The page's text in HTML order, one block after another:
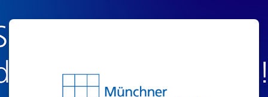
Зайти на